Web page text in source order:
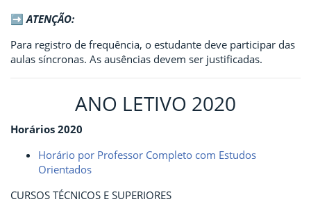
➡ATENÇÃO:
Para registro de frequência, o estudante deve participar das
aulas síncronas. As ausências devem ser justificadas.
ANO LETIVO 2020
Horários 2020
Horário por Professor Completo com Estudos
Orientados
CURSOS TÉCNICOS E SUPERIORES